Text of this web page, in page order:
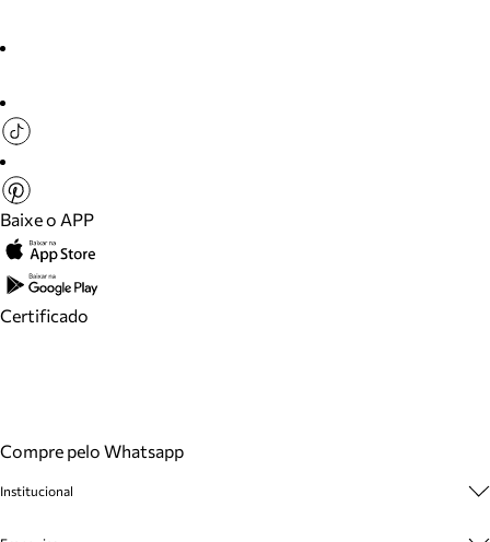
Baixe o APP
Certificado
Compre pelo Whatsapp
Institucional